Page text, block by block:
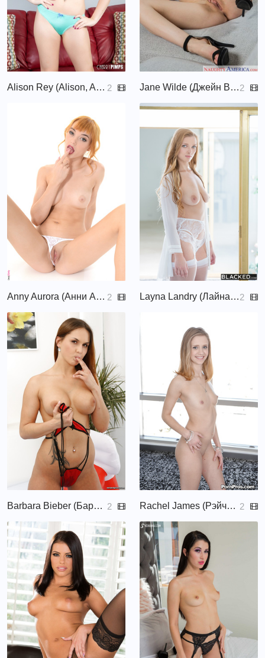
Alison Rey (Alison, Alli, Allison, Allison Rey, Alyson Rey) 2 Jane Wilde (Джейн Вайлд, Mary Jane Wilde)2
Anny Aurora (Анни Аврора) 2 Layna Landry (Лайна Лэндри, Flora, Laynay)2
Barbara Bieber (Барбара Бибер, Barbara, Barbara Bieder) 2 Rachel James (Рэйчел жеймс) 2